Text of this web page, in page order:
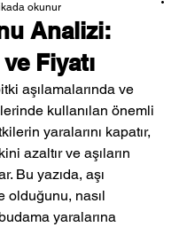
Analizi:
Fiyatı
okunur
aşılamalarında ve
kullanılan önemli
yaralarını kapatır,
azaltır ve aşıların
Bu yazıda, aşı
olduğunu, nasıl
budama yaralarına